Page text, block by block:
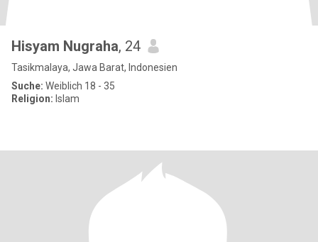
Hisyam Nugraha, 24
Tasikmalaya, Jawa Barat, Indonesien
Suche: Weiblich 18 - 35
Religion: Islam